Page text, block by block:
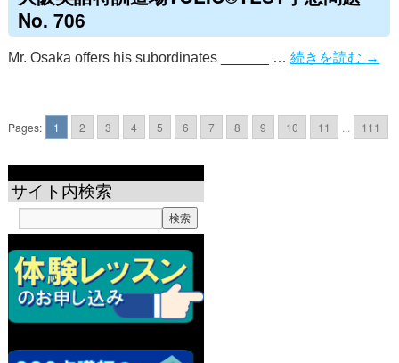
No. 706
Mr. Osaka offers his subordinates ______ …続きを読む →
Pages: 1 2 3 4 5 6 7 8 9 10 11 111
サイト内検索